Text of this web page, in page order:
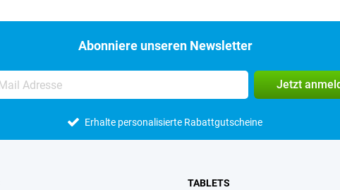
Abonniere unseren Newsletter
Jetzt
Erhalte personalisierte Rabattgutscheine
TABLETS